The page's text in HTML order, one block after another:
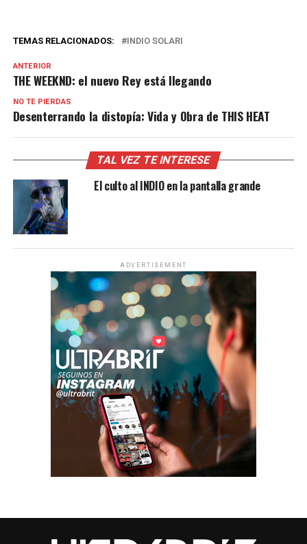
TEMAS RELACIONADOS: INDIO SOLARI
ANTERIOR
THE WEEKND: el nuevo Rey está llegando
NO TE PIERDAS
Desenterrando la distopía: Vida y Obra de THIS HEAT
TAL VEZ TE INTERESE
El culto al INDIO en la pantalla grande
ADVERTISEMENT